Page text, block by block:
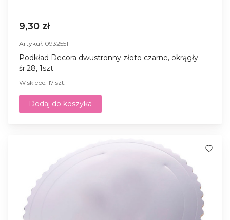
9,30 zł
Artykuł: 0932551
Podkład Decora dwustronny złoto czarne, okrągły
śr.28, 1szt
W sklepe: 17 szt.
Dodaj do koszyka